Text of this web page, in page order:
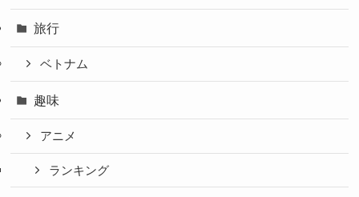
旅行
ベトナム
趣味
アニメ
ランキング